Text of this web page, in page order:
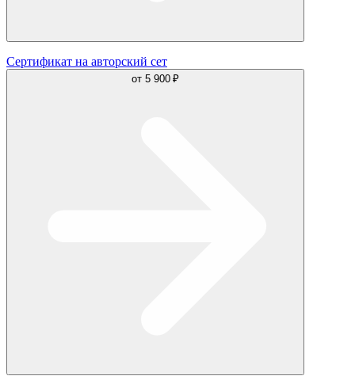
Сертификат на авторский сет
от 5 900 ₽